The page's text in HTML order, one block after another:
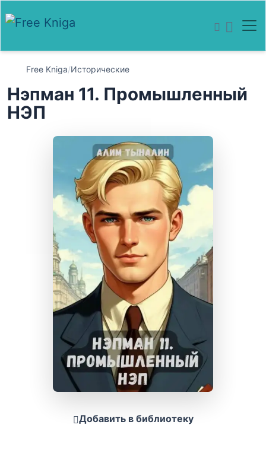
Free Kniga/Исторические
Нэпман 11. Промышленный
НЭП
Добавить в библиотеку